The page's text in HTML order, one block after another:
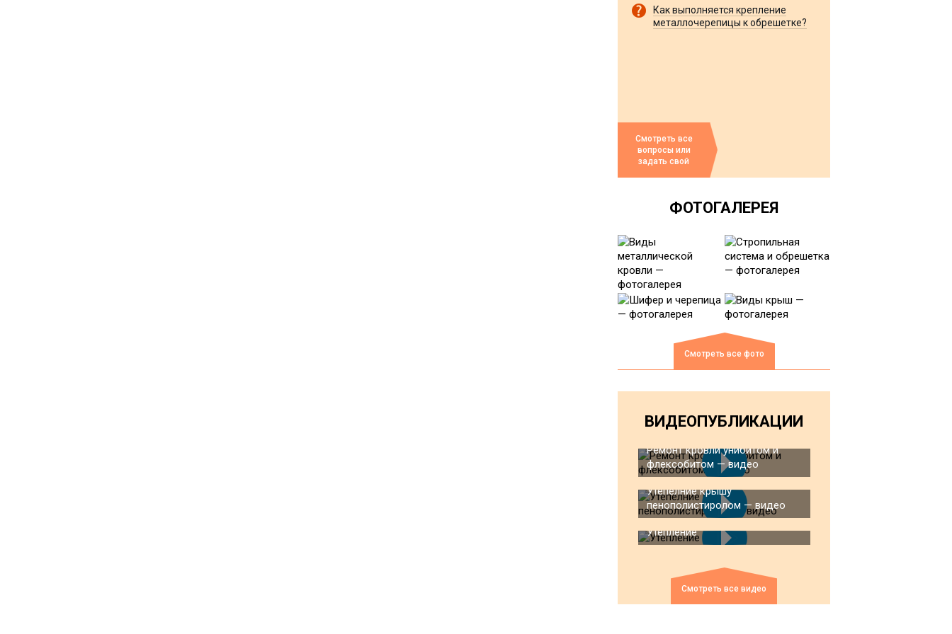
Как выполняется крепление
металлочерепицы к обрешетке?
Смотреть все
вопросы или
задать свой
ФОТОГАЛЕРЕЯ
Смотреть все фото
ВИДЕОПУБЛИКАЦИИ
Ремонт кровли унибитом и
флексобитом — видео
Утепелние крышу
пенополистиролом — видео
Утепление
Смотреть все видео